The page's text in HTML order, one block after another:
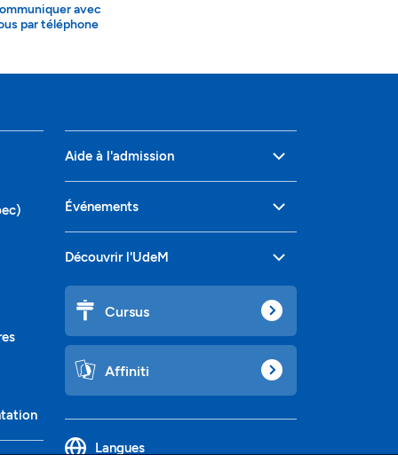
avec
par téléphone
Aide à l'admission
Événements
Découvrir l'UdeM
Cursus
Affiniti
Langues